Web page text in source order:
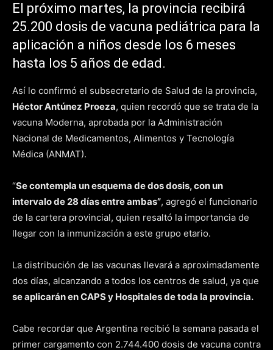
El próximo martes, la provincia recibirá
25.200 dosis de vacuna pediátrica para la
aplicación a niños desde los 6 meses
hasta los 5 años de edad.
Así lo confirmó el subsecretario de Salud de la provincia,
Héctor Antúnez Proeza, quien recordó que se trata de la
vacuna Moderna, aprobada por la Administración
Nacional de Medicamentos, Alimentos y Tecnología
Médica (ANMAT).
“Se contempla un esquema de dos dosis, con un
intervalo de 28 días entre ambas”, agregó el funcionario
de la cartera provincial, quien resaltó la importancia de
llegar con la inmunización a este grupo etario.
La distribución de las vacunas llevará a aproximadamente
dos días, alcanzando a todos los centros de salud, ya que
se aplicarán en CAPS y Hospitales de toda la provincia.
Cabe recordar que Argentina recibió la semana pasada el
primer cargamento con 2.744.400 dosis de vacuna contra